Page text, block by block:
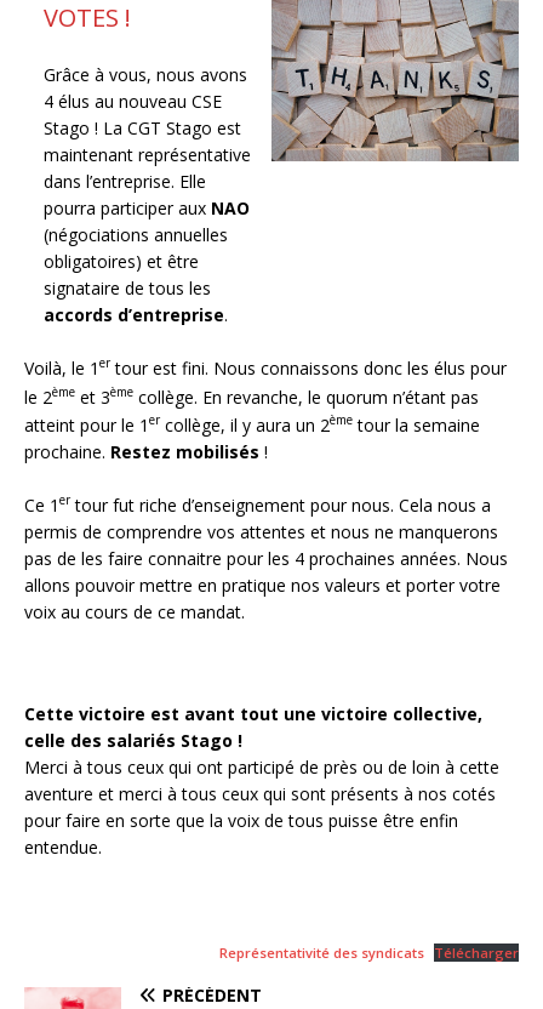
VOTES !
Grâce à vous, nous avons
4 élus au nouveau CSE
Stago ! La CGT Stago est
maintenant représentative
dans l’entreprise. Elle
pourra participer aux NAO
(négociations annuelles
obligatoires) et être
signataire de tous les
accords d’entreprise.
Voilà, le 1 ertour est fini. Nous connaissons donc les élus pour
le 2ème et 3ème collège. En revanche, le quorum n’étant pas
atteint pour le 1 ercollège, il y aura un 2ème tour la semaine
prochaine. Restez mobilisés !
Ce 1 ertour fut riche d’enseignement pour nous. Cela nous a
permis de comprendre vos attentes et nous ne manquerons
pas de les faire connaitre pour les 4 prochaines années. Nous
allons pouvoir mettre en pratique nos valeurs et porter votre
voix au cours de ce mandat.
Cette victoire est avant tout une victoire collective,
celle des salariés Stago !
Merci à tous ceux qui ont participé de près ou de loin à cette
aventure et merci à tous ceux qui sont présents à nos cotés
pour faire en sorte que la voix de tous puisse être enfin
entendue.
Représentativité des syndicats Télécharger
PRÉCÉDENT